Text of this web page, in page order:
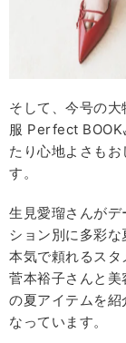
そして、今号の
服 Perfect BOOK
たり心地よさも
す。
生見愛瑠さんが
ション別に多彩
本気で頼れるス
菅本裕子さんと美
の夏アイテムを
なっています。